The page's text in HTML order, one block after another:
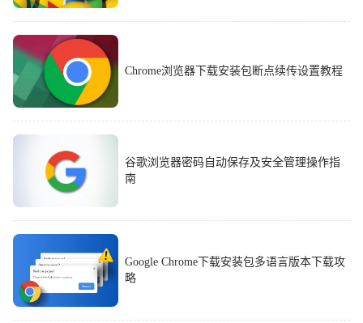
Chrome浏览器下载安装包断点续传设置教程
谷歌浏览器密码自动保存及安全管理操作指
南
Google Chrome下载安装包多语言版本下载攻
略